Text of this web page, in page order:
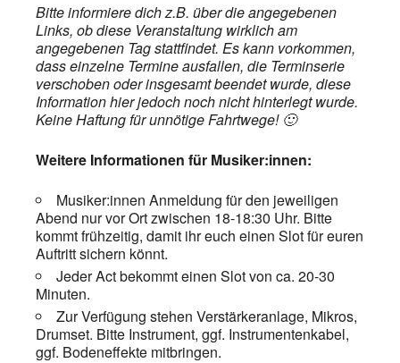
Bitte informiere dich z.B. über die angegebenen
Links, ob diese Veranstaltung wirklich am
angegebenen Tag stattfindet. Es kann vorkommen,
dass einzelne Termine ausfallen, die Terminserie
verschoben oder insgesamt beendet wurde, diese
Information hier jedoch noch nicht hinterlegt wurde.
Keine Haftung für unnötige Fahrtwege! 🙂
Weitere Informationen für Musiker:innen:
Musiker:innen Anmeldung für den jeweiligen
Abend nur vor Ort zwischen 18-18:30 Uhr. Bitte
kommt frühzeitig, damit ihr euch einen Slot für euren
Auftritt sichern könnt.
Jeder Act bekommt einen Slot von ca. 20-30
Minuten.
Zur Verfügung stehen Verstärkeranlage, Mikros,
Drumset. Bitte Instrument, ggf. Instrumentenkabel,
ggf. Bodeneffekte mitbringen.